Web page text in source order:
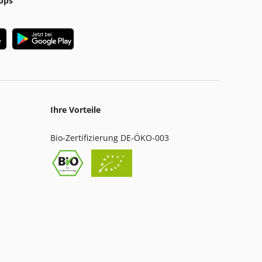
Ihre Vorteile
Bio-Zertifizierung DE-ÖKO-003